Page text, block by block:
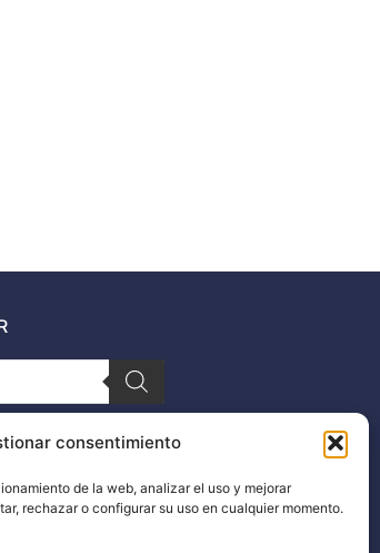
consentimiento
de la web, analizar el uso y mejorar
rechazar o configurar su uso en cualquier momento.